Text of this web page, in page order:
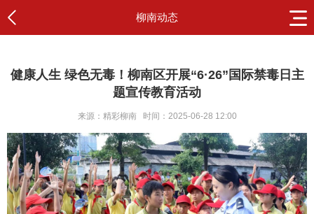
柳南动态
健康人生 绿色无毒！柳南区开展“6·26”国际禁毒日主
题宣传教育活动
来源：精彩柳南 时间：2025-06-28 12:00